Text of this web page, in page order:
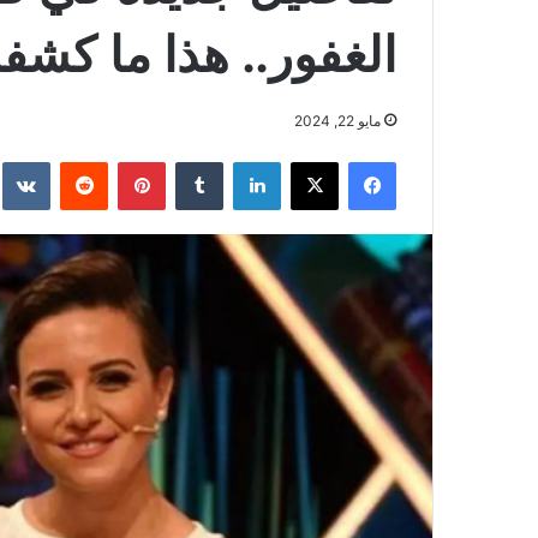
الغفور.. هذا ما
مايو 22, 2024
فيسبوك ‫X لينكدإن بينتيريست